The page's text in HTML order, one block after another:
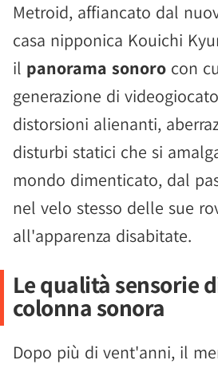
Metroid, affiancato dal
casa nipponica Kouichi
il panorama sonoro con
generazione di
distorsioni alienanti,
disturbi statici che si
mondo dimenticato, dal
nel velo stesso delle sue
all'apparenza disabitate.
Le qualità sensorie
colonna sonora
Dopo più di vent'anni, il